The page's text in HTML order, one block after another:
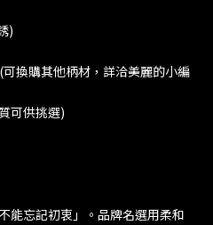
)
換購其他柄材，詳洽美麗的小編
可供挑選)
能忘記初衷」。品牌名選用柔和